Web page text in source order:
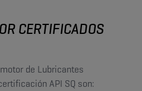
CERTIFICADOS
de Lubricantes
API SQ son: